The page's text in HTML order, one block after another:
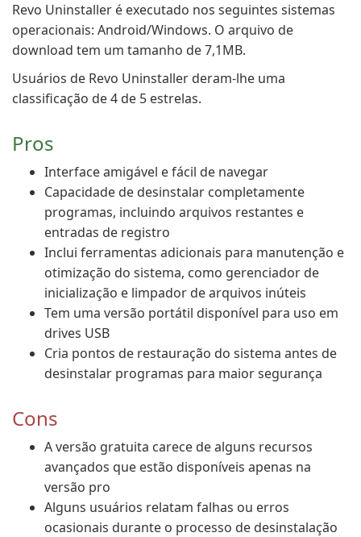
Revo Uninstaller é executado nos seguintes sistemas
operacionais: Android/Windows. O arquivo de
download tem um tamanho de 7,1MB.
Usuários de Revo Uninstaller deram-lhe uma
classificação de 4 de 5 estrelas.
Pros
Interface amigável e fácil de navegar
Capacidade de desinstalar completamente
programas, incluindo arquivos restantes e
entradas de registro
Inclui ferramentas adicionais para manutenção e
otimização do sistema, como gerenciador de
inicialização e limpador de arquivos inúteis
Tem uma versão portátil disponível para uso em
drives USB
Cria pontos de restauração do sistema antes de
desinstalar programas para maior segurança
Cons
A versão gratuita carece de alguns recursos
avançados que estão disponíveis apenas na
versão pro
Alguns usuários relatam falhas ou erros
ocasionais durante o processo de desinstalação